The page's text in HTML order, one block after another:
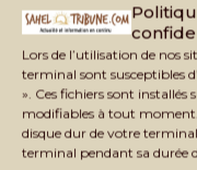
Lors de l’utilisation de nos
terminal sont susceptibles
». Ces fichiers sont
modifiables à tout
disque dur de votre
terminal pendant sa durée
CATASTROPHES
CAUTION 10 000 DOLLARS
CÉDÉAO CEDEAO CEI
CEMAPI CEN-